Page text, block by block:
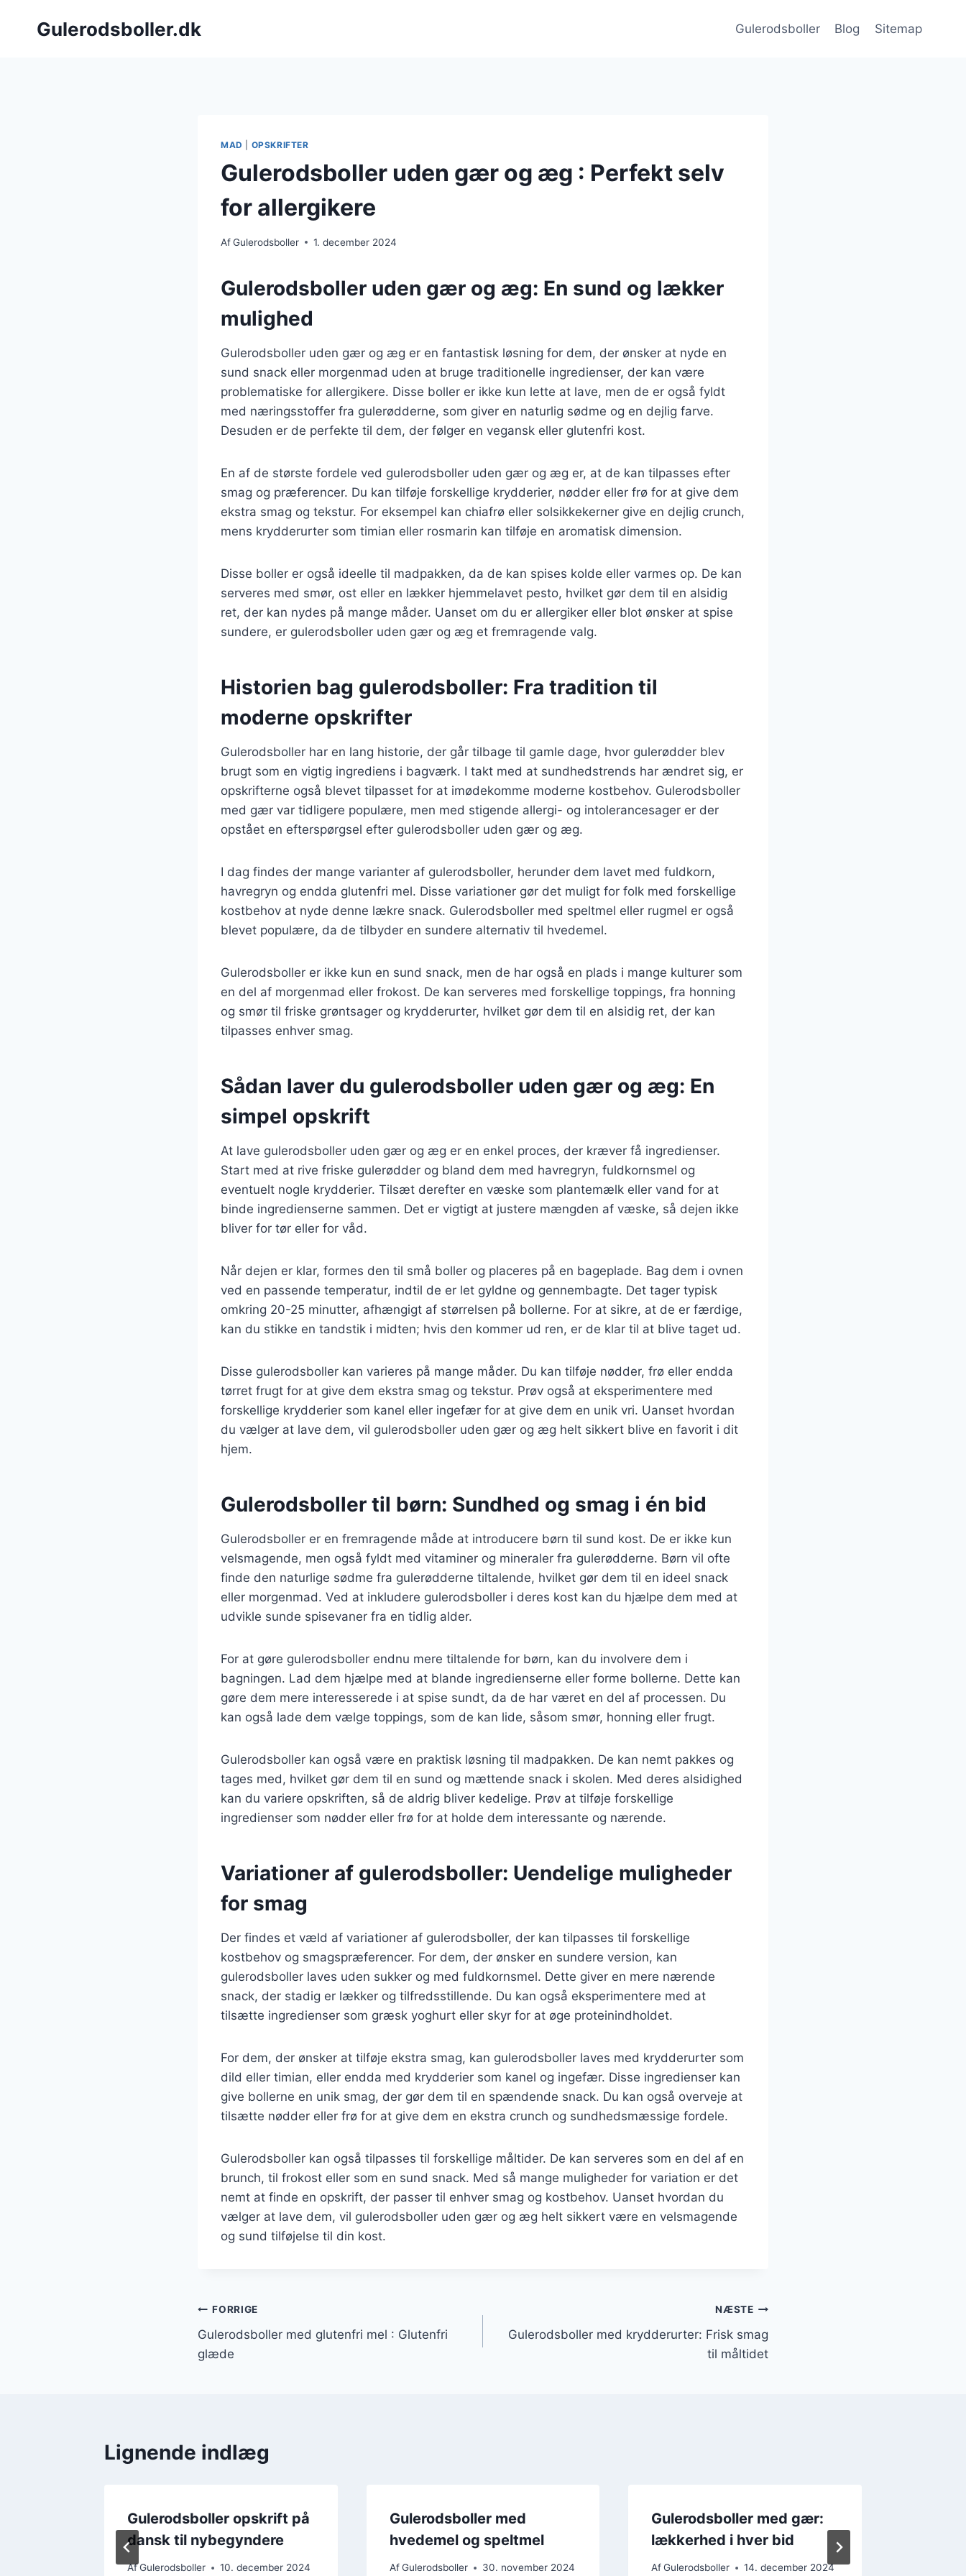
Gulerodsboller.dk Gulerodsboller Blog Sitemap
MAD OPSKRIFTER
Gulerodsboller uden gær og æg : Perfekt selv
for allergikere
AfGulerodsboller 1. december 2024
Gulerodsboller uden gær og æg: En sund og lækker
mulighed
Gulerodsboller uden gær og æg er en fantastisk løsning for dem, der ønsker at nyde en
sund snack eller morgenmad uden at bruge traditionelle ingredienser, der kan være
problematiske for allergikere. Disse boller er ikke kun lette at lave, men de er også fyldt
med næringsstoffer fra gulerødderne, som giver en naturlig sødme og en dejlig farve.
Desuden er de perfekte til dem, der følger en vegansk eller glutenfri kost.
En af de største fordele ved gulerodsboller uden gær og æg er, at de kan tilpasses efter
smag og præferencer. Du kan tilføje forskellige krydderier, nødder eller frø for at give dem
ekstra smag og tekstur. For eksempel kan chiafrø eller solsikkekerner give en dejlig crunch,
mens krydderurter som timian eller rosmarin kan tilføje en aromatisk dimension.
Disse boller er også ideelle til madpakken, da de kan spises kolde eller varmes op. De kan
serveres med smør, ost eller en lækker hjemmelavet pesto, hvilket gør dem til en alsidig
ret, der kan nydes på mange måder. Uanset om du er allergiker eller blot ønsker at spise
sundere, er gulerodsboller uden gær og æg et fremragende valg.
Historien bag gulerodsboller: Fra tradition til
moderne opskrifter
Gulerodsboller har en lang historie, der går tilbage til gamle dage, hvor gulerødder blev
brugt som en vigtig ingrediens i bagværk. I takt med at sundhedstrends har ændret sig, er
opskrifterne også blevet tilpasset for at imødekomme moderne kostbehov. Gulerodsboller
med gær var tidligere populære, men med stigende allergi- og intolerancesager er der
opstået en efterspørgsel efter gulerodsboller uden gær og æg.
I dag findes der mange varianter af gulerodsboller, herunder dem lavet med fuldkorn,
havregryn og endda glutenfri mel. Disse variationer gør det muligt for folk med forskellige
kostbehov at nyde denne lækre snack. Gulerodsboller med speltmel eller rugmel er også
blevet populære, da de tilbyder en sundere alternativ til hvedemel.
Gulerodsboller er ikke kun en sund snack, men de har også en plads i mange kulturer som
en del af morgenmad eller frokost. De kan serveres med forskellige toppings, fra honning
og smør til friske grøntsager og krydderurter, hvilket gør dem til en alsidig ret, der kan
tilpasses enhver smag.
Sådan laver du gulerodsboller uden gær og æg: En
simpel opskrift
At lave gulerodsboller uden gær og æg er en enkel proces, der kræver få ingredienser.
Start med at rive friske gulerødder og bland dem med havregryn, fuldkornsmel og
eventuelt nogle krydderier. Tilsæt derefter en væske som plantemælk eller vand for at
binde ingredienserne sammen. Det er vigtigt at justere mængden af væske, så dejen ikke
bliver for tør eller for våd.
Når dejen er klar, formes den til små boller og placeres på en bageplade. Bag dem i ovnen
ved en passende temperatur, indtil de er let gyldne og gennembagte. Det tager typisk
omkring 20-25 minutter, afhængigt af størrelsen på bollerne. For at sikre, at de er færdige,
kan du stikke en tandstik i midten; hvis den kommer ud ren, er de klar til at blive taget ud.
Disse gulerodsboller kan varieres på mange måder. Du kan tilføje nødder, frø eller endda
tørret frugt for at give dem ekstra smag og tekstur. Prøv også at eksperimentere med
forskellige krydderier som kanel eller ingefær for at give dem en unik vri. Uanset hvordan
du vælger at lave dem, vil gulerodsboller uden gær og æg helt sikkert blive en favorit i dit
hjem.
Gulerodsboller til børn: Sundhed og smag i én bid
Gulerodsboller er en fremragende måde at introducere børn til sund kost. De er ikke kun
velsmagende, men også fyldt med vitaminer og mineraler fra gulerødderne. Børn vil ofte
finde den naturlige sødme fra gulerødderne tiltalende, hvilket gør dem til en ideel snack
eller morgenmad. Ved at inkludere gulerodsboller i deres kost kan du hjælpe dem med at
udvikle sunde spisevaner fra en tidlig alder.
For at gøre gulerodsboller endnu mere tiltalende for børn, kan du involvere dem i
bagningen. Lad dem hjælpe med at blande ingredienserne eller forme bollerne. Dette kan
gøre dem mere interesserede i at spise sundt, da de har været en del af processen. Du
kan også lade dem vælge toppings, som de kan lide, såsom smør, honning eller frugt.
Gulerodsboller kan også være en praktisk løsning til madpakken. De kan nemt pakkes og
tages med, hvilket gør dem til en sund og mættende snack i skolen. Med deres alsidighed
kan du variere opskriften, så de aldrig bliver kedelige. Prøv at tilføje forskellige
ingredienser som nødder eller frø for at holde dem interessante og nærende.
Variationer af gulerodsboller: Uendelige muligheder
for smag
Der findes et væld af variationer af gulerodsboller, der kan tilpasses til forskellige
kostbehov og smagspræferencer. For dem, der ønsker en sundere version, kan
gulerodsboller laves uden sukker og med fuldkornsmel. Dette giver en mere nærende
snack, der stadig er lækker og tilfredsstillende. Du kan også eksperimentere med at
tilsætte ingredienser som græsk yoghurt eller skyr for at øge proteinindholdet.
For dem, der ønsker at tilføje ekstra smag, kan gulerodsboller laves med krydderurter som
dild eller timian, eller endda med krydderier som kanel og ingefær. Disse ingredienser kan
give bollerne en unik smag, der gør dem til en spændende snack. Du kan også overveje at
tilsætte nødder eller frø for at give dem en ekstra crunch og sundhedsmæssige fordele.
Gulerodsboller kan også tilpasses til forskellige måltider. De kan serveres som en del af en
brunch, til frokost eller som en sund snack. Med så mange muligheder for variation er det
nemt at finde en opskrift, der passer til enhver smag og kostbehov. Uanset hvordan du
vælger at lave dem, vil gulerodsboller uden gær og æg helt sikkert være en velsmagende
og sund tilføjelse til din kost.
Indlægsnavigation
FORRIGE
Gulerodsboller med glutenfri mel : Glutenfri
glæde
NÆSTE
Gulerodsboller med krydderurter: Frisk smag
til måltidet
Lignende indlæg
Gulerodsboller opskrift på
dansk til nybegyndere
AfGulerodsboller 10. december 2024
Gulerodsboller med
hvedemel og speltmel
Af Gulerodsboller 30. november 2024
Gulerodsboller med gær:
lækkerhed i hver bid
Af Gulerodsboller 14. december 2024